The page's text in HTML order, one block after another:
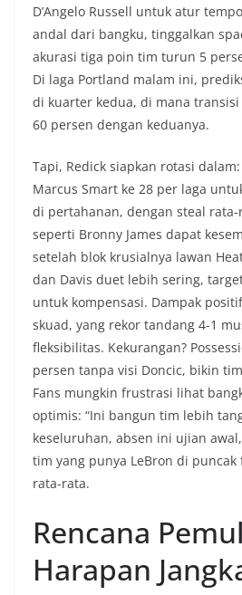
D’Angelo Russell untuk atur
andal dari bangku, tinggalkan
akurasi tiga poin tim turun 5
Di laga Portland malam ini,
di kuarter kedua, di mana
60 persen dengan keduanya.
Tapi, Redick siapkan rotasi
Marcus Smart ke 28 per laga
di pertahanan, dengan steal rata-
seperti Bronny James dapat
setelah blok krusialnya lawan
dan Davis duet lebih sering,
untuk kompensasi. Dampak
skuad, yang rekor tandang 4-1
fleksibilitas. Kekurangan?
persen tanpa visi Doncic, bikin
Fans mungkin frustrasi lihat
optimis: “Ini bangun tim lebih
keseluruhan, absen ini ujian
tim yang punya LeBron di
rata-rata.
Rencana
Harapan